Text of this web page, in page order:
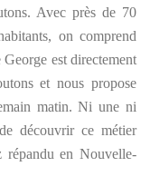
Avec près de 70
on comprend
est directement
et nous propose
matin. Ni une ni
découvrir ce métier
répandu en Nouvelle-